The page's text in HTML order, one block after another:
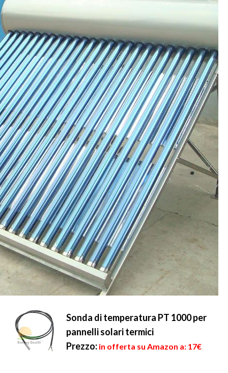
Sonda di temperatura PT 1000 per
pannelli solari termici
Prezzo: in offerta su Amazon a: 17€